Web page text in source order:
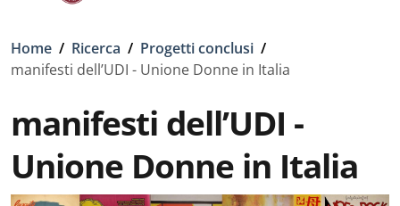
Briciole di pane
Home / Ricerca / Progetti conclusi /
manifesti dell’UDI - Unione Donne in Italia
manifesti dell’UDI -
Unione Donne in Italia